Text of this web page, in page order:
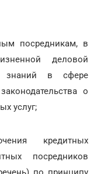
посредникам, в
деловой
знаний в сфере
о
услуг;
кредитных
посредников